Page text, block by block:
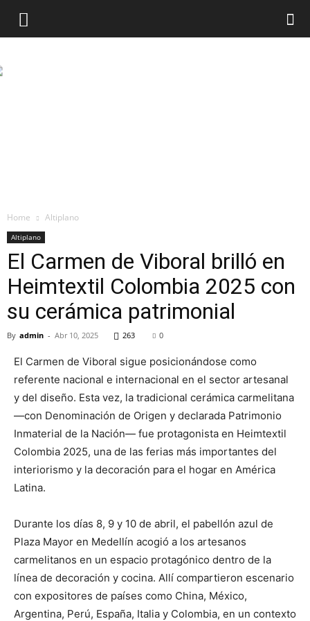
Home Altiplano
Altiplano
El Carmen de Viboral brilló en
Heimtextil Colombia 2025 con
su cerámica patrimonial
By admin - Abr 10, 2025 263 0
El Carmen de Viboral sigue posicionándose como
referente nacional e internacional en el sector artesanal
y del diseño. Esta vez, la tradicional cerámica carmelitana
—con Denominación de Origen y declarada Patrimonio
Inmaterial de la Nación— fue protagonista en Heimtextil
Colombia 2025, una de las ferias más importantes del
interiorismo y la decoración para el hogar en América
Latina.
Durante los días 8, 9 y 10 de abril, el pabellón azul de
Plaza Mayor en Medellín acogió a los artesanos
carmelitanos en un espacio protagónico dentro de la
línea de decoración y cocina. Allí compartieron escenario
con expositores de países como China, México,
Argentina, Perú, España, Italia y Colombia, en un contexto